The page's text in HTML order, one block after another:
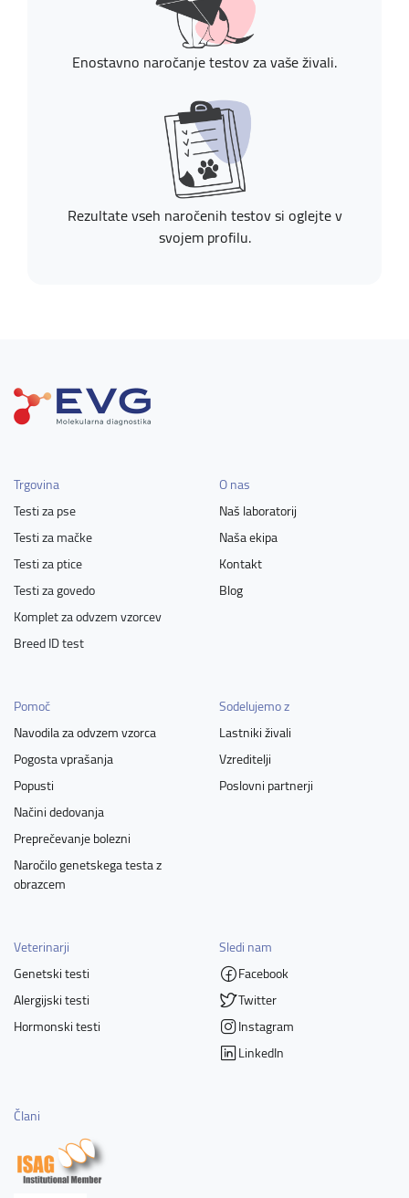
Enostavno naročanje testov za vaše živali.
Rezultate vseh naročenih testov si oglejte v
svojem profilu.
Trgovina
Testi za pse
Testi za mačke
Testi za ptice
Testi za govedo
Komplet za odvzem vzorcev
Breed ID test
O nas
Naš laboratorij
Naša ekipa
Kontakt
Blog
Pomoč
Navodila za odvzem vzorca
Pogosta vprašanja
Popusti
Načini dedovanja
Preprečevanje bolezni
Naročilo genetskega testa z
obrazcem
Sodelujemo z
Lastniki živali
Vzreditelji
Poslovni partnerji
Veterinarji
Genetski testi
Alergijski testi
Hormonski testi
Sledi nam
Facebook
Twitter
Instagram
LinkedIn
Člani